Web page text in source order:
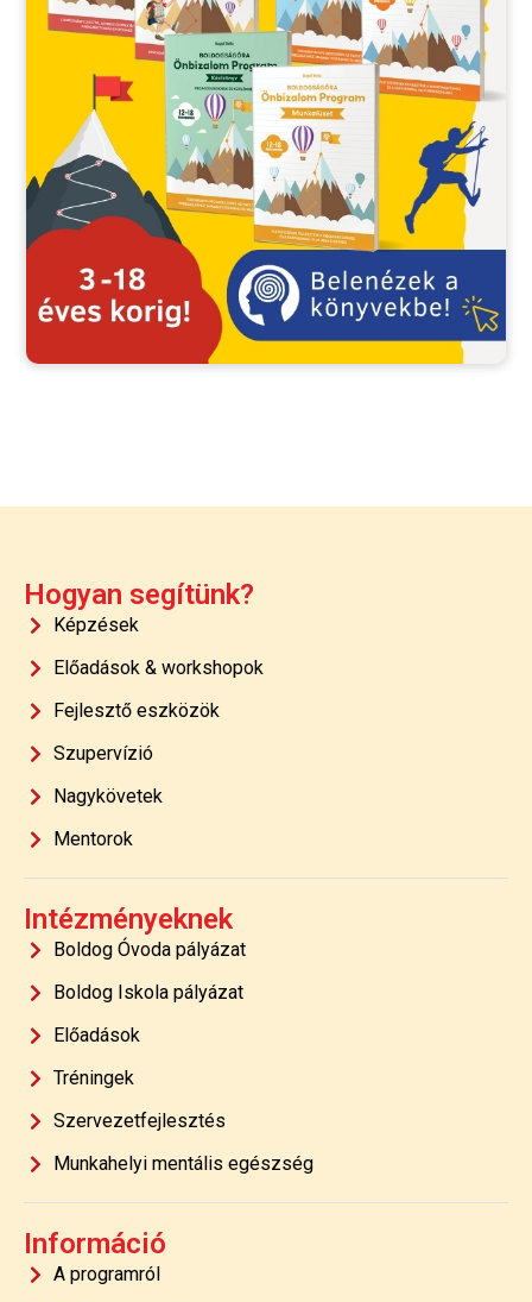
Hogyan segítünk?
Képzések
Előadások & workshopok
Fejlesztő eszközök
Szupervízió
Nagykövetek
Mentorok
Intézményeknek
Boldog Óvoda pályázat
Boldog Iskola pályázat
Előadások
Tréningek
Szervezetfejlesztés
Munkahelyi mentális egészség
Információ
A programról